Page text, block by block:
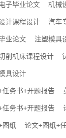
子毕业论文 机械
计课程设计 汽车
业论文 注塑模具
削机床课程设计
具设计
任务书+开题报告
任务书+开题报告
图纸 论文+图纸+